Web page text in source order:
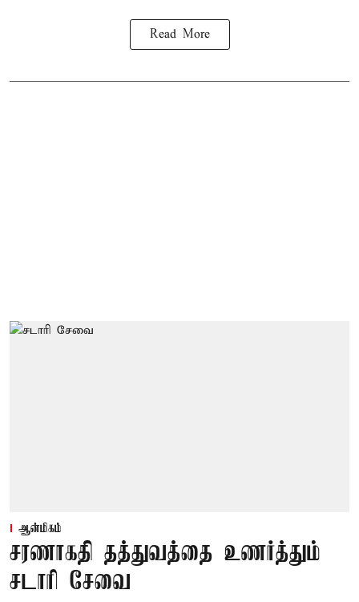
Read More
ஆன்மிகம்
சரணாகதி தத்துவத்தை உணர்த்தும்
சடாரி சேவை